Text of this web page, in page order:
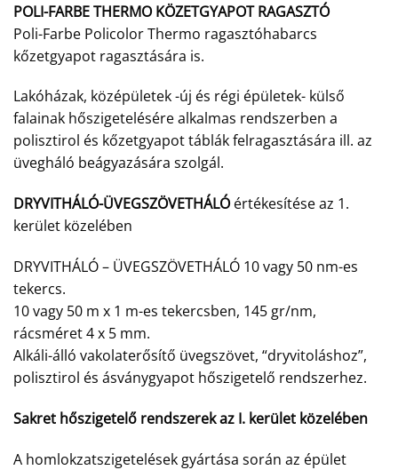
POLI-FARBE THERMO KÖZETGYAPOT RAGASZTÓ
Poli-Farbe Policolor Thermo ragasztóhabarcs
kőzetgyapot ragasztására is.
Lakóházak, középületek -új és régi épületek- külső
falainak hőszigetelésére alkalmas rendszerben a
polisztirol és kőzetgyapot táblák felragasztására ill. az
üvegháló beágyazására szolgál.
DRYVITHÁLÓ-ÜVEGSZÖVETHÁLÓértékesítése az 1.
kerület közelében
DRYVITHÁLÓ – ÜVEGSZÖVETHÁLÓ 10 vagy 50 nm-es
tekercs.
10 vagy 50 m x 1 m-es tekercsben, 145 gr/nm,
rácsméret 4 x 5 mm.
Alkáli-álló vakolaterősítő üvegszövet, “dryvitoláshoz”,
polisztirol és ásványgyapot hőszigetelő rendszerhez.
Sakret hőszigetelő rendszerek az I. kerület közelében
A homlokzatszigetelések gyártása során az épület